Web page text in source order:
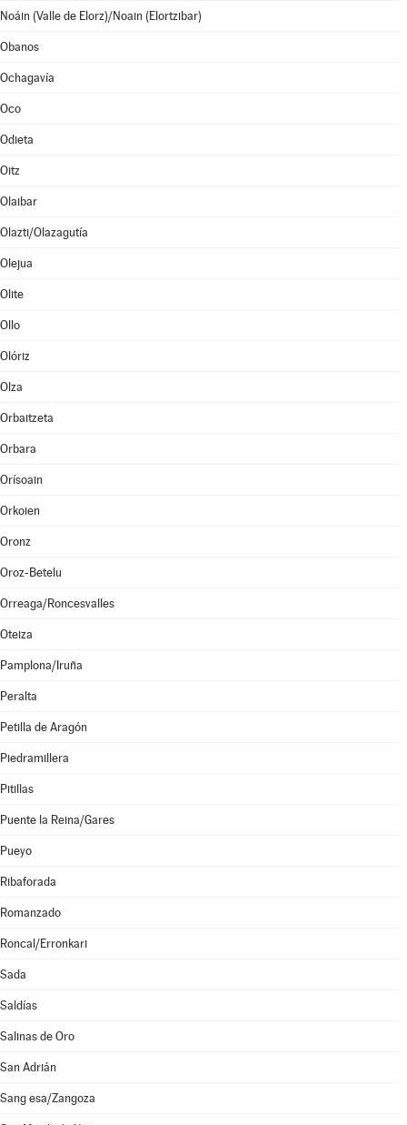
Noáin (Valle de Elorz)/Noain (Elortzibar)
Obanos
Ochagavía
Oco
Odieta
Oitz
Olaibar
Olazti/Olazagutía
Olejua
Olite
Ollo
Olóriz
Olza
Orbaitzeta
Orbara
Orísoain
Orkoien
Oronz
Oroz-Betelu
Orreaga/Roncesvalles
Oteiza
Pamplona/Iruña
Peralta
Petilla de Aragón
Piedramillera
Pitillas
Puente la Reina/Gares
Pueyo
Ribaforada
Romanzado
Roncal/Erronkari
Sada
Saldías
Salinas de Oro
San Adrián
Sang esa/Zangoza